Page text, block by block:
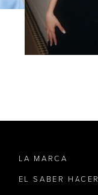
LA MARCA
EL SABER HACER